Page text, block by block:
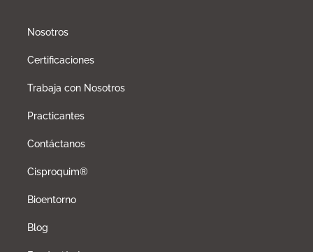
Nosotros
Certificaciones
Trabaja con Nosotros
Practicantes
Contáctanos
Cisproquim®
Bioentorno
Blog